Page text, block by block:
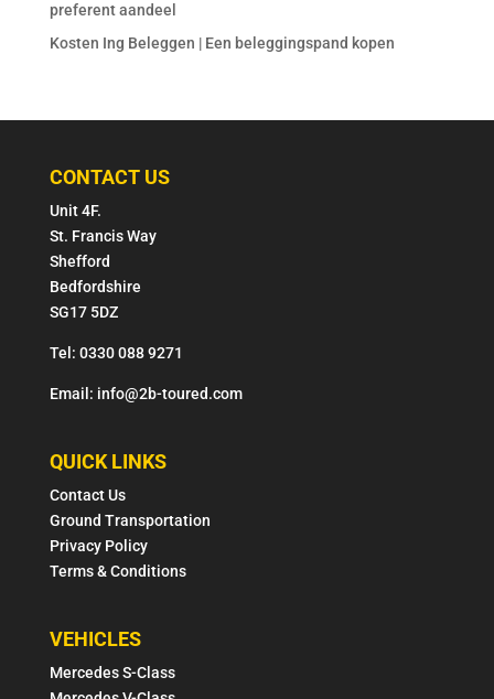
preferent aandeel
Kosten Ing Beleggen | Een beleggingspand kopen
CONTACT US
Unit 4F.
St. Francis Way
Shefford
Bedfordshire
SG17 5DZ
Tel: 0330 088 9271
Email: info@2b-toured.com
QUICK LINKS
Contact Us
Ground Transportation
Privacy Policy
Terms & Conditions
VEHICLES
Mercedes S-Class